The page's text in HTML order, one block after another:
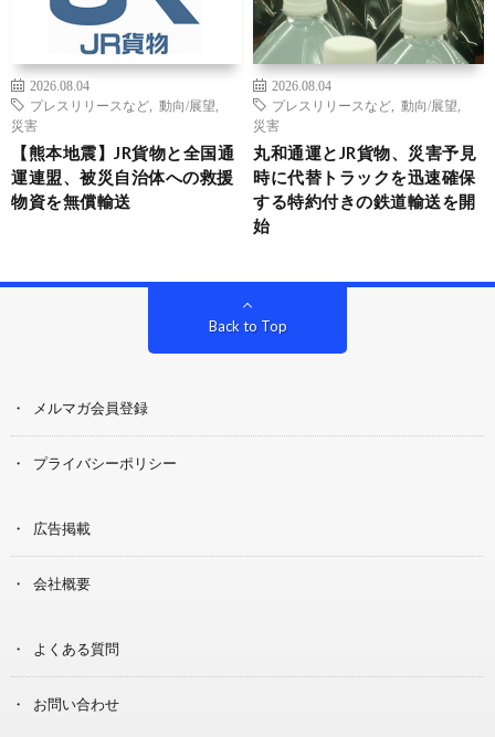
2026.08.04
プレスリリースなど
動向/展望
災害
【熊本地震】JR貨物と全国通
運連盟、被災自治体への救援
物資を無償輸送
2026.08.04
プレスリリースなど
動向/展望
災害
丸和通運とJR貨物、災害予見
時に代替トラックを迅速確保
する特約付きの鉄道輸送を開
始
Back to Top
メルマガ会員登録
プライバシーポリシー
広告掲載
会社概要
よくある質問
お問い合わせ